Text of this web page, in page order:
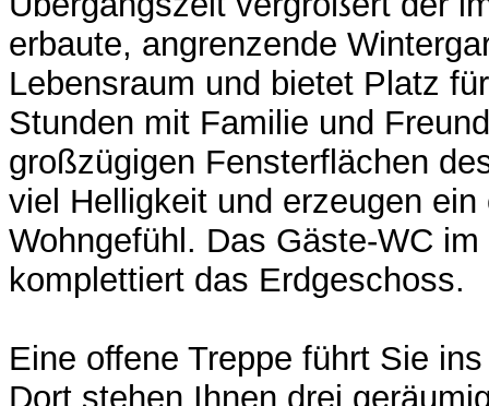
erbaute, angrenzende
Lebensraum und bietet Platz
Stunden mit Familie und
großzügigen Fensterflächen
viel Helligkeit und erzeugen ein
Wohngefühl. Das Gäste-WC
komplettiert das Erdgeschoss.
Eine offene Treppe führt Sie
Dort stehen Ihnen drei